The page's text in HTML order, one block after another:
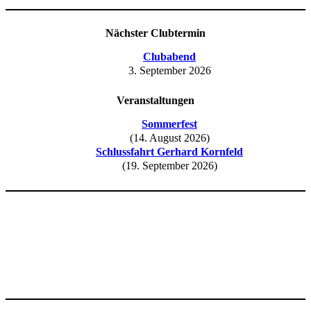
Nächster Clubtermin
Clubabend
3. September 2026
Veranstaltungen
Sommerfest
(14. August 2026)
Schlussfahrt Gerhard Kornfeld
(19. September 2026)